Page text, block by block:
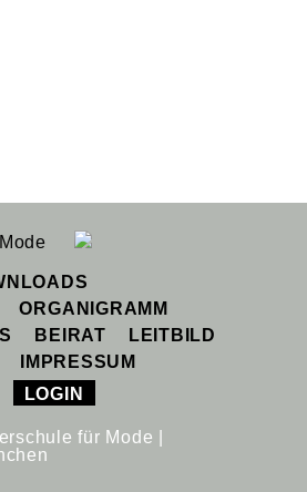
Mode
ORGANIGRAMM
BEIRAT
LEITBILD
IMPRESSUM
LOGIN
für Mode |